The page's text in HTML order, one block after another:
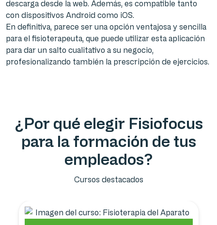
descarga desde la web. Además, es compatible tanto
con dispositivos Android como iOS.
En definitiva, parece ser una opción ventajosa y sencilla
para el fisioterapeuta, que puede utilizar esta aplicación
para dar un salto cualitativo a su negocio,
profesionalizando también la prescripción de ejercicios.
¿Por qué elegir Fisiofocus
para la formación de tus
empleados?
Cursos destacados